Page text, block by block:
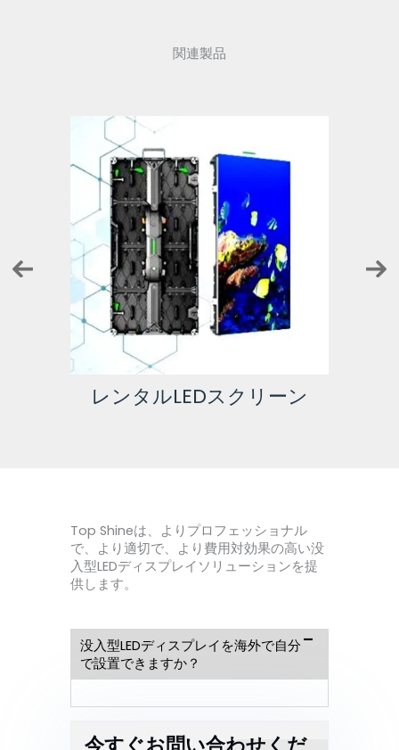
関連製品
固定式LEDスクリーン
Top Shineは、よりプロフェッショナル
で、より適切で、より費用対効果の高い没
入型LEDディスプレイソリューションを提
供します。
没入型LEDディスプレイを海外で自分
で設置できますか？